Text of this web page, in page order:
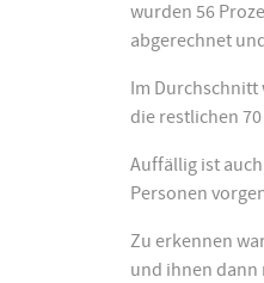
wurden 56
abgerechnet
Im Durchschnitt
die restlichen
Auffällig ist
Personen
Zu erkennen
und ihnen dann